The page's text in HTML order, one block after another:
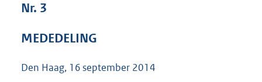
Nr. 3
MEDEDELING
Den Haag, 16 september 2014